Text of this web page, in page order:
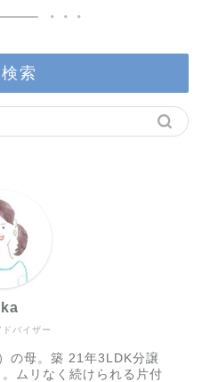
索
バイザー
の母。築 21年3LDK分譲
ムリなく続けられる片付